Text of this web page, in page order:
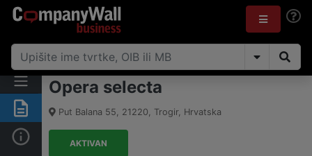
Sažetak
Opera selecta
Put Balana 55, 21220, Trogir, Hrvatska
AKTIVAN